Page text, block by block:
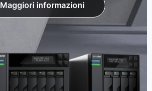
Maggiori informazioni